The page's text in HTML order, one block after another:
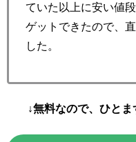
ていた以上に安い値
ゲットできたので、
した。
↓無料なので、ひと